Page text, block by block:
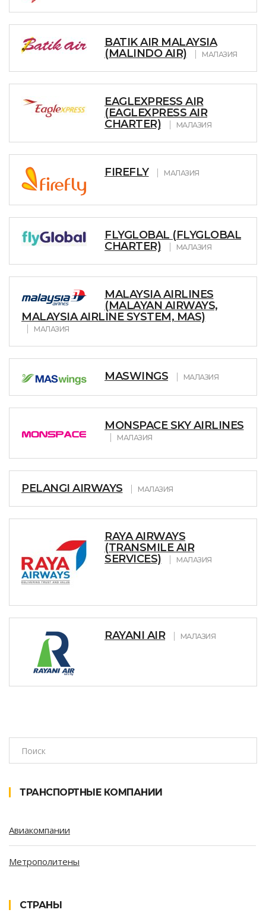
BATIK AIR MALAYSIA
(MALINDO AIR)
МАЛАЗИЯ
EAGLEXPRESS AIR
(EAGLEXPRESS AIR
CHARTER)
МАЛАЗИЯ
FIREFLY МАЛАЗИЯ
FLYGLOBAL (FLYGLOBAL
CHARTER)
МАЛАЗИЯ
MALAYSIA AIRLINES
(MALAYAN AIRWAYS,
MALAYSIA AIRLINE SYSTEM, MAS)
МАЛАЗИЯ
MASWINGS МАЛАЗИЯ
MONSPACE SKY AIRLINES
МАЛАЗИЯ
PELANGI AIRWAYS МАЛАЗИЯ
RAYA AIRWAYS
(TRANSMILE AIR
SERVICES)
МАЛАЗИЯ
RAYANI AIR МАЛАЗИЯ
ТРАНСПОРТНЫЕ КОМПАНИИ
Авиакомпании
Метрополитены
СТРАНЫ